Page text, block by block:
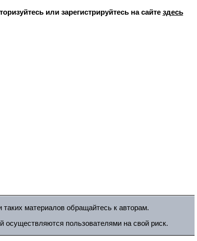
или зарегистрируйтесь на сайте здесь
материалов обращайтесь к авторам.
осуществляются пользователями на свой риск.